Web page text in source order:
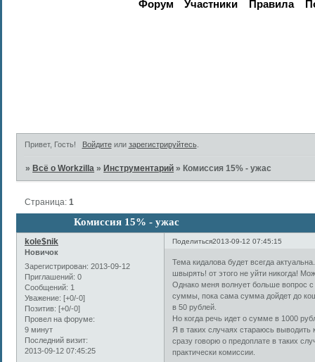
Форум Участники Правила
Привет, Гость! Войдитеили зарегистрируйтесь.
» Всё о Workzilla » Инструментарий » Комиссия 15% - ужас
Комиссия 15% - ужас
Страница:1
Поделиться2013-09-12 07:45:15
kole$nik
Новичок
Зарегистрирован: 2013-09-12
Приглашений: 0
Сообщений: 1
Уважение: [+0/-0]
Позитив: [+0/-0]
Провел на форуме:
9 минут
Последний визит:
2013-09-12 07:45:25
Тема кидалова будет всегда
швырять! от этого не уйти никогда!
Однако меня волнует больше вопрос
суммы, пока сама сумма дойдет до
в 50 рублей.
Но когда речь идет о сумме в 1000
Я в таких случаях стараюсь
сразу говорю о предоплате в таких
практически комиссии.